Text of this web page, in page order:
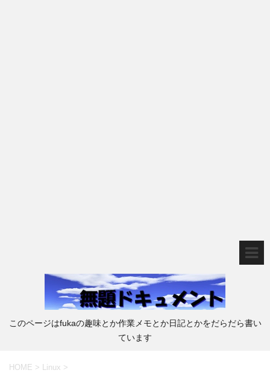
このページはfukaの趣味とか作業メモとか日記とかをだらだら書い
ています
HOME > Linux >